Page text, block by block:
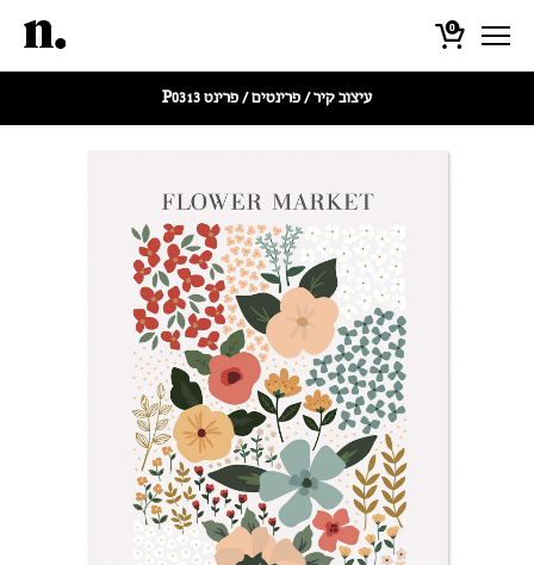
0
עיצוב קיר/ פרינטים/ פרינט P0313